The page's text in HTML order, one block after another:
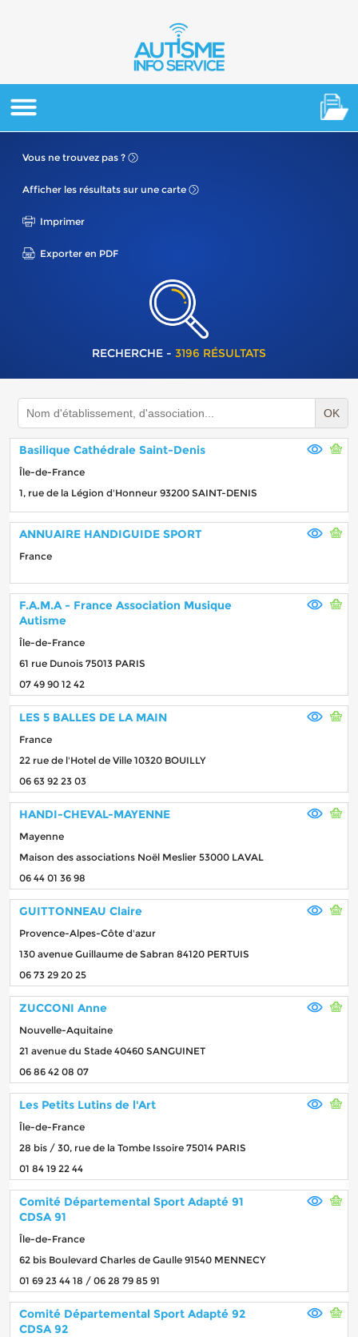
Vous ne trouvez pas ?
Afficher les résultats sur une carte
Imprimer
Exporter en PDF
RECHERCHE - 3196 RÉSULTATS
OK
Basilique Cathédrale Saint-Denis
Île-de-France
1, rue de la Légion d'Honneur 93200 SAINT-DENIS
ANNUAIRE HANDIGUIDE SPORT
France
F.A.M.A - France Association Musique
Autisme
Île-de-France
61 rue Dunois 75013 PARIS
07 49 90 12 42
LES 5 BALLES DE LA MAIN
France
22 rue de l'Hotel de Ville 10320 BOUILLY
06 63 92 23 03
HANDI-CHEVAL-MAYENNE
Mayenne
Maison des associations Noël Meslier 53000 LAVAL
06 44 01 36 98
GUITTONNEAU Claire
Provence-Alpes-Côte d'azur
130 avenue Guillaume de Sabran 84120 PERTUIS
06 73 29 20 25
ZUCCONI Anne
Nouvelle-Aquitaine
21 avenue du Stade 40460 SANGUINET
06 86 42 08 07
Les Petits Lutins de l'Art
Île-de-France
28 bis / 30, rue de la Tombe Issoire 75014 PARIS
01 84 19 22 44
Comité Départemental Sport Adapté 91
CDSA 91
Île-de-France
62 bis Boulevard Charles de Gaulle 91540 MENNECY
01 69 23 44 18 / 06 28 79 85 91
Comité Départemental Sport Adapté 92
CDSA 92